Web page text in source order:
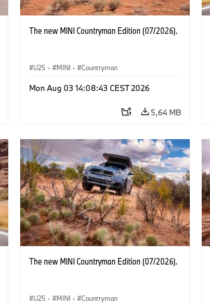
The new MINI Countryman Edition (07/2026).
U25 · MINI · Countryman
Mon Aug 03 14:08:43 CEST 2026
5,64 MB
The new MINI Countryman Edition (07/2026).
U25 · MINI · Countryman